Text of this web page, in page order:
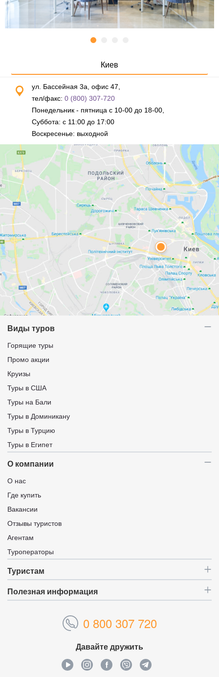
Киев
ул. Бассейная 3а, офис 47,
тел/факс: 0 (800) 307-720
Понедельник - пятница с 10-00 до 18-00,
Суббота: с 11:00 до 17:00
Воскресенье: выходной
Виды туров
Горящие туры
Промо акции
Круизы
Туры в США
Туры на Бали
Туры в Доминикану
Туры в Турцию
Туры в Египет
О компании
О нас
Где купить
Вакансии
Отзывы туристов
Агентам
Туроператоры
Туристам
Полезная информация
0 800 307 720
Давайте дружить